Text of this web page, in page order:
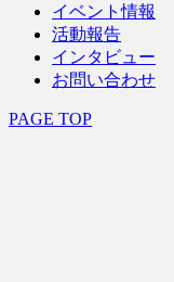
イベント情報
活動報告
インタビュー
お問い合わせ
PAGE TOP